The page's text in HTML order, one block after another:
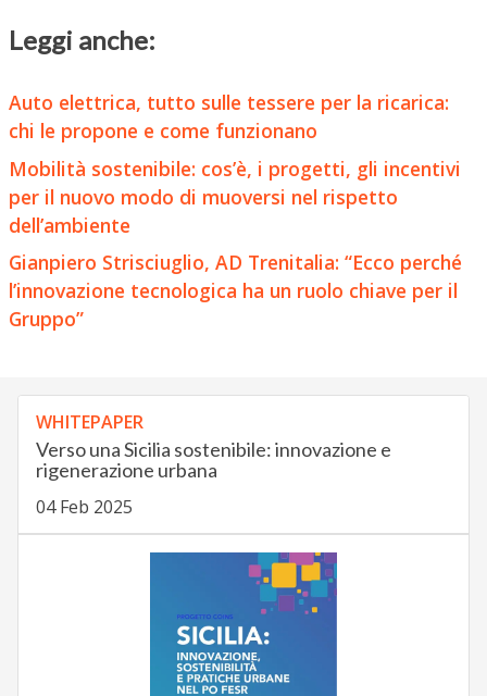
Leggi anche:
Auto elettrica, tutto sulle tessere per la ricarica:
chi le propone e come funzionano
Mobilità sostenibile: cos’è, i progetti, gli incentivi
per il nuovo modo di muoversi nel rispetto
dell’ambiente
Gianpiero Strisciuglio, AD Trenitalia: “Ecco perché
l’innovazione tecnologica ha un ruolo chiave per il
Gruppo”
WHITEPAPER
Verso una Sicilia sostenibile: innovazione e
rigenerazione urbana
04 Feb 2025